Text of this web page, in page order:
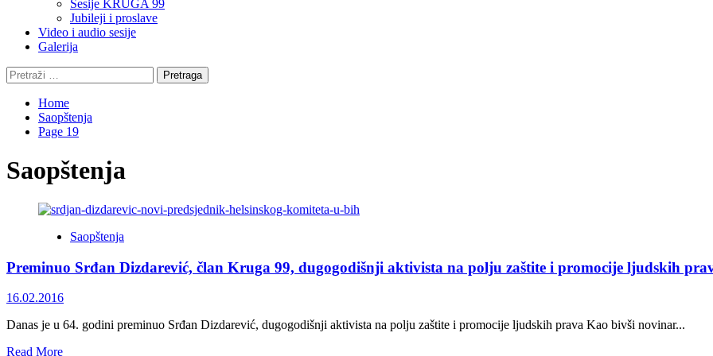
Sesije KRUGA 99
Jubileji i proslave
Video i audio sesije
Galerija
Pretraga:
Home
Saopštenja
Page 19
Saopštenja
Saopštenja
Preminuo Srđan Dizdarević, član Kruga 99, dugogodišnji aktivista na polju zaštite i promocije ljudskih
16.02.2016
Danas je u 64. godini preminuo Srđan Dizdarević, dugogodišnji aktivista na polju zaštite i promocije ljudskih prava Kao bivši novinar...
Read MoreRead